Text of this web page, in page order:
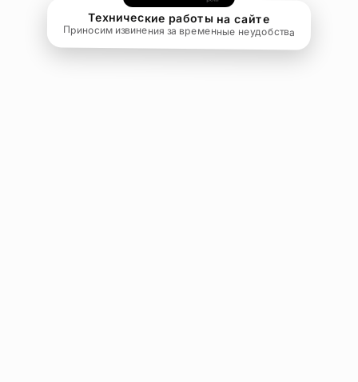
Технические работы на сайте
Приносим извинения за временные неудобства